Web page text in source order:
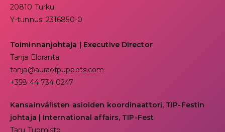
20810 Turku
Y-tunnus: 2316850-0
Toiminnanjohtaja | Executive Director
Tanja Eloranta
tanja@auraofpuppets.com
+358 44 734 0247
Kansainvälisten asioiden koordinaattori, TIP-Festin
johtaja | International affairs, TIP-Fest
Taru Tuomisto